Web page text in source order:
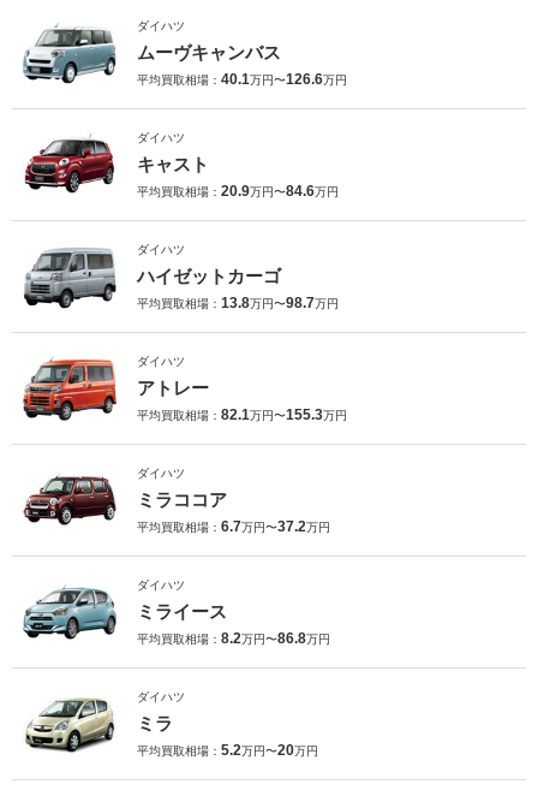
ダイハツ
ムーヴキャンバス
平均買取相場： 40.1万円〜126.6万円
ダイハツ
キャスト
平均買取相場： 20.9万円〜84.6万円
ダイハツ
ハイゼットカーゴ
平均買取相場： 13.8万円〜98.7万円
ダイハツ
アトレー
平均買取相場： 82.1万円〜155.3万円
ダイハツ
ミラココア
平均買取相場： 6.7万円〜37.2万円
ダイハツ
ミライース
平均買取相場： 8.2万円〜86.8万円
ダイハツ
ミラ
平均買取相場： 5.2万円〜20万円